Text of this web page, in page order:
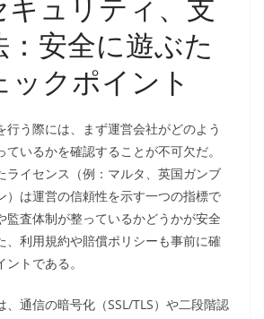
安全に遊ぶた
ックポイント
行う際には、まず運営会社がどのよう
ているかを確認することが不可欠だ。
ライセンス（例：マルタ、英国ガンブ
）は運営の信頼性を示す一つの指標で
監査体制が整っているかどうかが安全
、利用規約や賠償ポリシーも事前に確
トである。
、通信の暗号化（SSL/TLS）や二段階認